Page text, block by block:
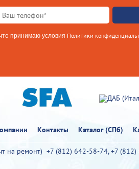
принимаю условия Политики
Контакты Каталог (СПб)
на ремонт) +7 (812) 642-58-74,+7